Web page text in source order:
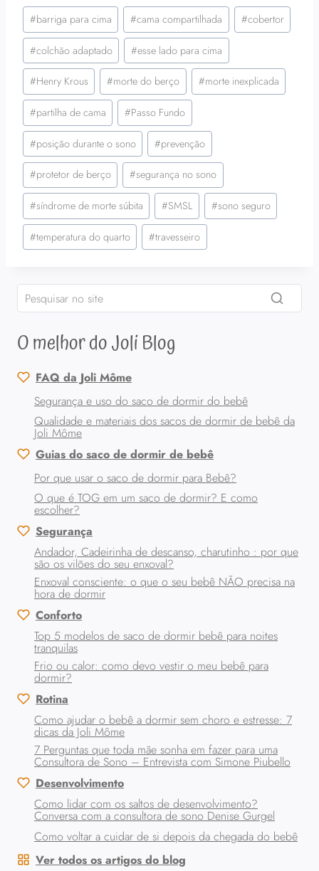
Tags
do
Post:
#barriga para cima #cama compartilhada #cobertor
#colchão adaptado #esse lado para cima
#Henry Krous #morte do berço #morte inexplicada
#partilha de cama #Passo Fundo
#posição durante o sono #prevenção
#protetor de berço #segurança no sono
#síndrome de morte súbita #SMSL #sono seguro
#temperatura do quarto #travesseiro
O melhor do Joli Blog
FAQ da Joli Môme
Segurança e uso do saco de dormir do bebê
Qualidade e materiais dos sacos de dormir de bebê da
Joli Môme
Guias do saco de dormir de bebê
Por que usar o saco de dormir para Bebê?
O que é TOG em um saco de dormir? E como
escolher?
Segurança
Andador, Cadeirinha de descanso, charutinho : por que
são os vilões do seu enxoval?
Enxoval consciente: o que o seu bebê NÃO precisa na
hora de dormir
Conforto
Top 5 modelos de saco de dormir bebê para noites
tranquilas
Frio ou calor: como devo vestir o meu bebê para
dormir?
Rotina
Como ajudar o bebê a dormir sem choro e estresse: 7
dicas da Joli Môme
7 Perguntas que toda mãe sonha em fazer para uma
Consultora de Sono – Entrevista com Simone Piubello
Desenvolvimento
Como lidar com os saltos de desenvolvimento?
Conversa com a consultora de sono Denise Gurgel
Como voltar a cuidar de si depois da chegada do bebê
Ver todos os artigos do blog